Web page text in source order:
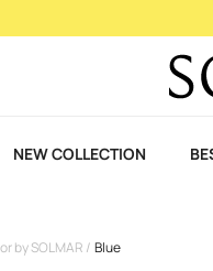
NEW COLLECTION
by SOLMAR Blue